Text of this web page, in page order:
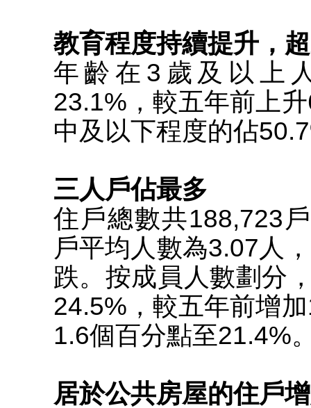
教育程度持續提升，
年齡在3歲及以上
23.1%，較五年前上
中及以下程度的佔
三人戶佔最多
住戶總數共188,723
戶平均人數為3.07人
跌。按成員人數劃分
24.5%，較五年前增
1.6個百分點至21.4%
居於公共房屋的住戶